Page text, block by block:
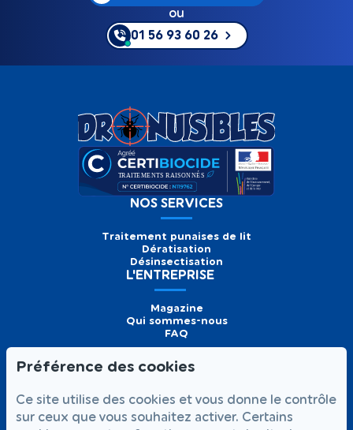
ou
01 56 93 60 26
NOS SERVICES
Traitement punaises de lit
Dératisation
Désinsectisation
L'ENTREPRISE
Magazine
Qui sommes-nous
FAQ
01 56 93 60 26
Formulaire de
contact
Prendre
rendez-vous
Préférence des cookies
Ce site utilise des cookies et vous donne le contrôle
sur ceux que vous souhaitez activer. Certains